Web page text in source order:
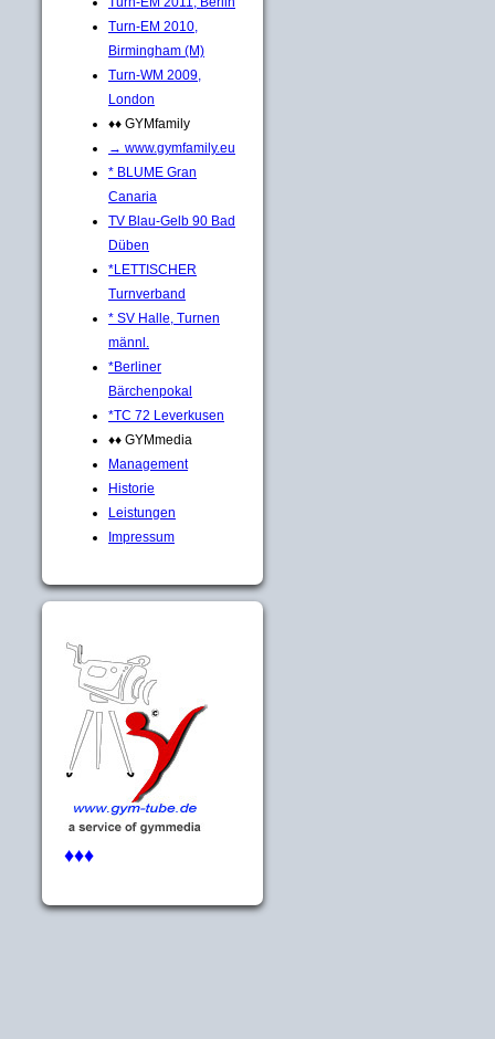
Turn-EM 2010,
Birmingham (M)
Turn-WM 2009,
London
♦♦ GYMfamily
→ www.gymfamily.eu
* BLUME Gran
Canaria
TV Blau-Gelb 90 Bad
Düben
*LETTISCHER
Turnverband
* SV Halle, Turnen
männl.
*Berliner
Bärchenpokal
*TC 72 Leverkusen
♦♦ GYMmedia
Management
Historie
Leistungen
Impressum
♦♦♦